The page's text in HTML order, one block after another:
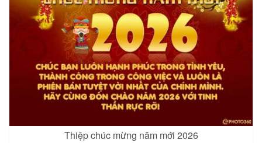
Thiệp chúc mừng năm mới 2026